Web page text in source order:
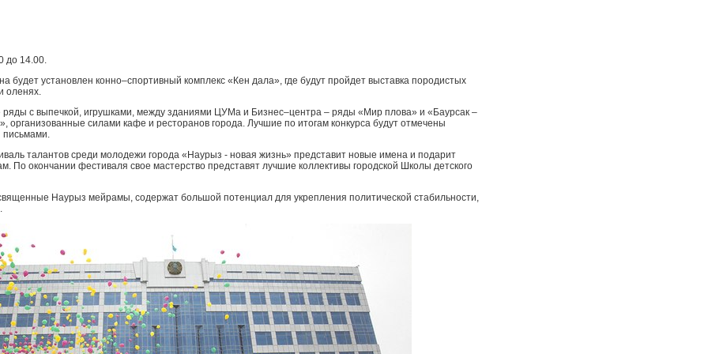
до 14.00.
будет установлен конно–спортивный комплекс «Кен дала», где будут пройдет выставка породистых
оленях.
ряды с выпечкой, игрушками, между зданиями ЦУМа и Бизнес–центра – ряды «Мир плова» и «Баурсак –
организованные силами кафе и ресторанов города. Лучшие по итогам конкурса будут отмечены
письмами.
талантов среди молодежи города «Наурыз - новая жизнь» представит новые имена и подарит
По окончании фестиваля свое мастерство представят лучшие коллективы городской Школы детского
Наурыз мейрамы, содержат большой потенциал для укрепления политической стабильности,